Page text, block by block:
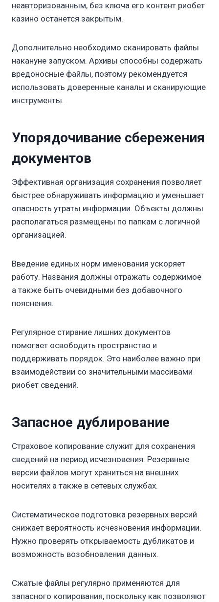
неавторизованным, без ключа его контент риобет
казино останется закрытым.
Дополнительно необходимо сканировать файлы
накануне запуском. Архивы способны содержать
вредоносные файлы, поэтому рекомендуется
использовать доверенные каналы и сканирующие
инструменты.
Упорядочивание сбережения
документов
Эффективная организация сохранения позволяет
быстрее обнаруживать информацию и уменьшает
опасность утраты информации. Объекты должны
располагаться размещены по папкам с логичной
организацией.
Введение единых норм именования ускоряет
работу. Названия должны отражать содержимое
а также быть очевидными без добавочного
пояснения.
Регулярное стирание лишних документов
помогает освободить пространство и
поддерживать порядок. Это наиболее важно при
взаимодействии со значительными массивами
риобет сведений.
Запасное дублирование
Страховое копирование служит для сохранения
сведений на период исчезновения. Резервные
версии файлов могут храниться на внешних
носителях а также в сетевых службах.
Систематическое подготовка резервных версий
снижает вероятность исчезновения информации.
Нужно проверять открываемость дубликатов и
возможность возобновления данных.
Сжатые файлы регулярно применяются для
запасного копирования, поскольку как позволяют